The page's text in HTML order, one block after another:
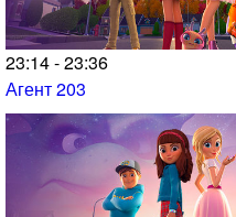
23:14 - 23:36
Агент 203